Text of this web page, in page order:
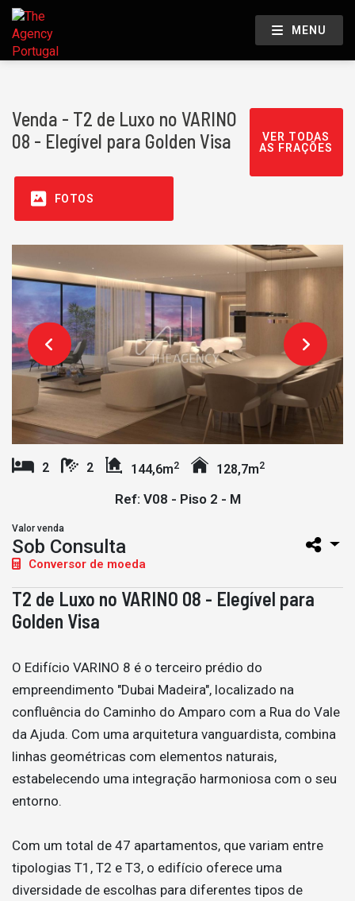
MENU
Venda - T2 de Luxo no VARINO
08 - Elegível para Golden Visa
VER TODAS
AS FRAÇÕES
FOTOS
2 2 144,6m2 128,7m2
Ref: V08 - Piso 2 - M
Valor venda
Sob Consulta
Conversor de moeda
T2 de Luxo no VARINO 08 - Elegível para
Golden Visa
O Edifício VARINO 8 é o terceiro prédio do
empreendimento "Dubai Madeira", localizado na
confluência do Caminho do Amparo com a Rua do Vale
da Ajuda. Com uma arquitetura vanguardista, combina
linhas geométricas com elementos naturais,
estabelecendo uma integração harmoniosa com o seu
entorno.
Com um total de 47 apartamentos, que variam entre
tipologias T1, T2 e T3, o edifício oferece uma
diversidade de escolhas para diferentes tipos de